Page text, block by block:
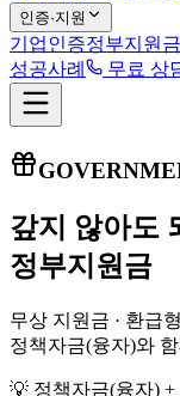
인증·지원
기업인증정부지원금
성공사례
무료 상
갚지 않아도
정부지원금
무상 지원금 · 환급
정책자금(융자)와
💡 정책자금(융자)